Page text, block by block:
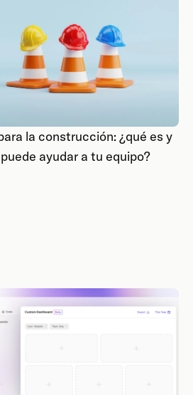
la construcción: ¿qué es y
ayudar a tu equipo?